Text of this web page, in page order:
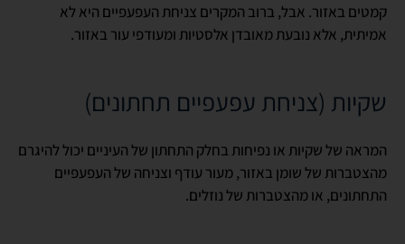
קמטים באזור. אבל, ברוב המקרים צניחת העפעפיים היא לא
אמיתית, אלא נובעת מאובדן אלסטיות ומעודפי עור באזור.
שקיות (צניחת עפעפיים תחתונים)
המראה של שקיות או נפיחות בחלק התחתון של העיניים יכול להיגרם
מהצטברות של שומן באזור, מעור עודף וצניחה של העפעפיים
התחתונים, או מהצטברות של נוזלים.